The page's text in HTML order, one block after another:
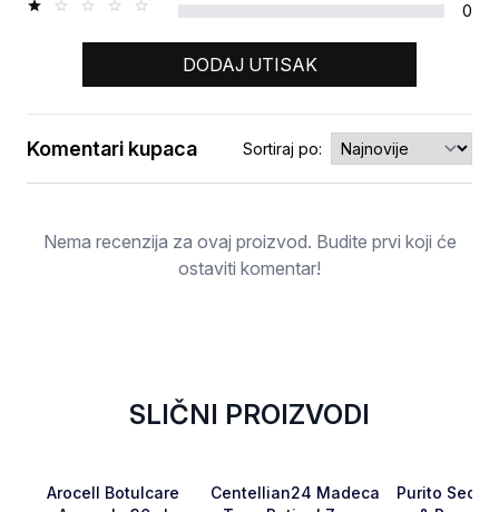
0
DODAJ UTISAK
Ocjena
Komentari kupaca Sortiraj po:
Nema recenzija za ovaj proizvod. Budite prvi koji će
ostaviti komentar!
SLIČNI PROIZVODI
Favorite
Arocell Botulcare
Favorite
Centellian24 Madeca
Purito Seoul